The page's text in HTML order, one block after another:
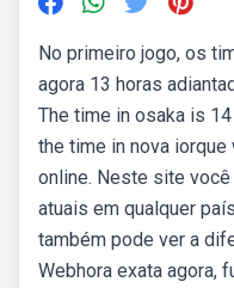
No primeiro jogo, os
agora 13 horas
The time in osaka is
the time in nova
online. Neste site
atuais em qualquer
também pode ver a
Webhora exata agora,